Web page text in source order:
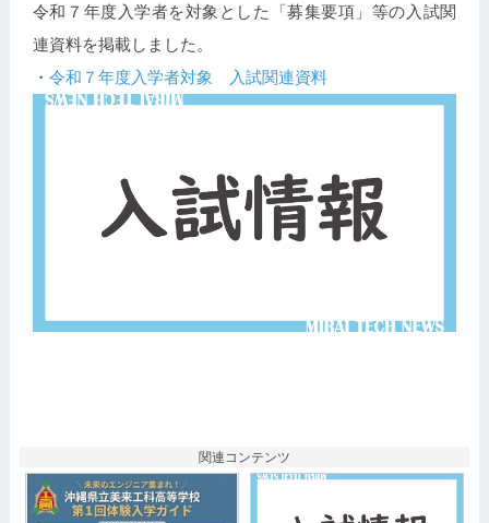
令和７年度入学者を対象とした「募集要項」等の入試関
連資料を掲載しました。
・ 令和７年度入学者対象 入試関連資料
関連コンテンツ